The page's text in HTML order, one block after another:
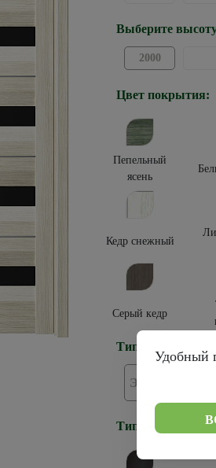
Выберите
2000
Цвет покрытия:
Пепельный
ясень
Кедр снежный
Серый кедр
Тип покрытия:
Эко-шпон
Тип остекления:
Удобный